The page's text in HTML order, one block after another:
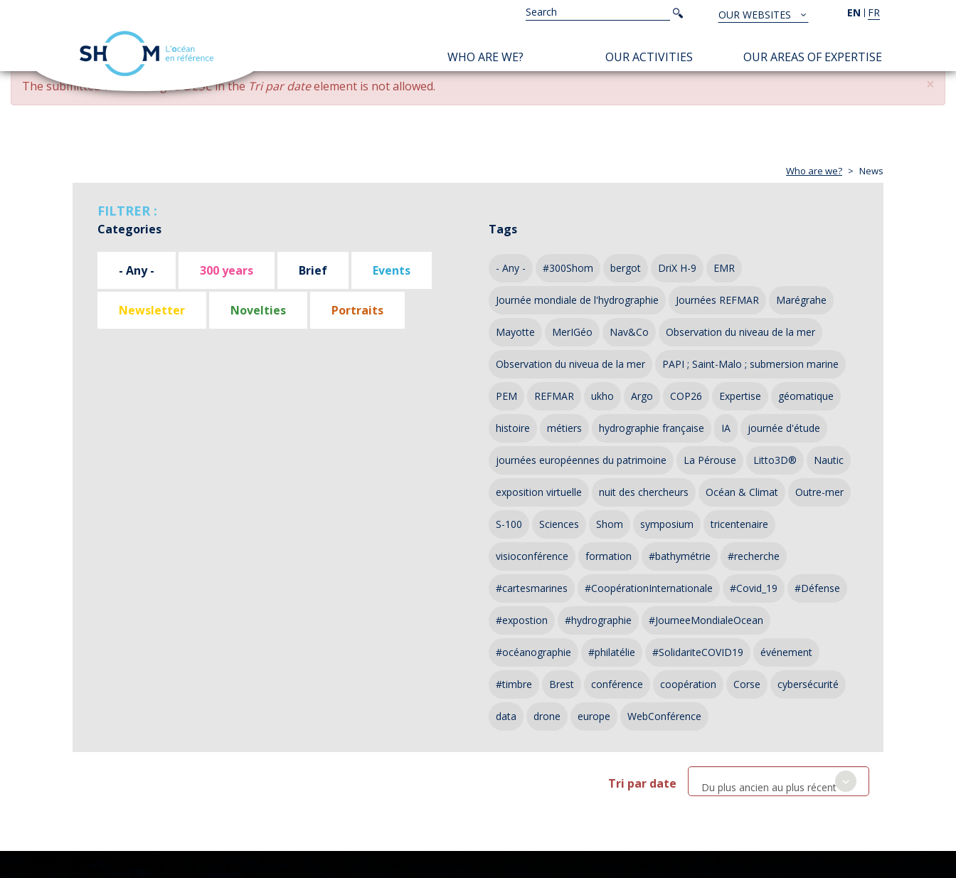
Skip
main
EN FR
TOUS
NOS
SITES
OUR WEBSITES
Search
Search
NAVIGATION
PRINCIPALE
WHO ARE WE? OUR ACTIVITIES OUR AREAS OF EXPERTISE
×
ERROR
MESSAGE
The submitted value changed DESCin theTri par dateelement is not allowed.
Who are we? News
FILTRER :
Categories
- Any - 300 years Brief Events
Newsletter Novelties Portraits
Tags
- Any - #300Shom bergot DriX H-9 EMR
Journée mondiale de l'hydrographie Journées REFMAR Marégrahe
Mayotte MerIGéo Nav&Co Observation du niveau de la mer
Observation du niveua de la mer PAPI ; Saint-Malo ; submersion marine
PEM REFMAR ukho Argo COP26 Expertise géomatique
histoire métiers hydrographie française IA journée d'étude
journées européennes du patrimoine La Pérouse Litto3D® Nautic
exposition virtuelle nuit des chercheurs Océan & Climat Outre-mer
S-100 Sciences Shom symposium tricentenaire
visioconférence formation #bathymétrie #recherche
#cartesmarines #CoopérationInternationale #Covid_19 #Défense
#expostion #hydrographie #JourneeMondialeOcean
#océanographie #philatélie #SolidariteCOVID19 événement
#timbre Brest conférence coopération Corse cybersécurité
data drone europe WebConférence
Tri par date Du plus ancien au plus récent